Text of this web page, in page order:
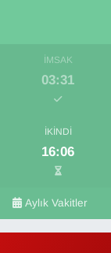
İMSAK
03:31
İKINDI
16:06
Aylık Vakitler